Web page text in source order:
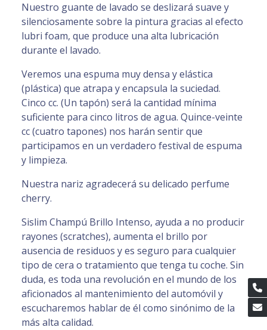
Nuestro guante de lavado se deslizará suave y
silenciosamente sobre la pintura gracias al efecto
lubri foam, que produce una alta lubricación
durante el lavado.
Veremos una espuma muy densa y elástica
(plástica) que atrapa y encapsula la suciedad.
Cinco cc. (Un tapón) será la cantidad mínima
suficiente para cinco litros de agua. Quince-veinte
cc (cuatro tapones) nos harán sentir que
participamos en un verdadero festival de espuma
y limpieza.
Nuestra nariz agradecerá su delicado perfume
cherry.
Sislim Champú Brillo Intenso, ayuda a no producir
rayones (scratches), aumenta el brillo por
ausencia de residuos y es seguro para cualquier
tipo de cera o tratamiento que tenga tu coche. Sin
duda, es toda una revolución en el mundo de los
aficionados al mantenimiento del automóvil y
escucharemos hablar de él como sinónimo de la
más alta calidad.